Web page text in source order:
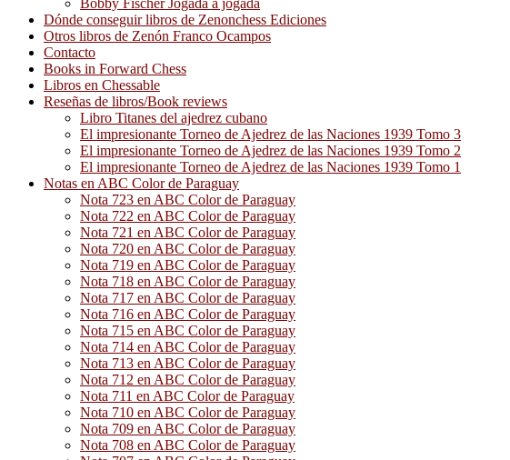
Bobby Fischer Jogada a jogada
Dónde conseguir libros de Zenonchess Ediciones
Otros libros de Zenón Franco Ocampos
Contacto
Books in Forward Chess
Libros en Chessable
Reseñas de libros/Book reviews
Libro Titanes del ajedrez cubano
El impresionante Torneo de Ajedrez de las Naciones 1939 Tomo 3
El impresionante Torneo de Ajedrez de las Naciones 1939 Tomo 2
El impresionante Torneo de Ajedrez de las Naciones 1939 Tomo 1
Notas en ABC Color de Paraguay
Nota 723 en ABC Color de Paraguay
Nota 722 en ABC Color de Paraguay
Nota 721 en ABC Color de Paraguay
Nota 720 en ABC Color de Paraguay
Nota 719 en ABC Color de Paraguay
Nota 718 en ABC Color de Paraguay
Nota 717 en ABC Color de Paraguay
Nota 716 en ABC Color de Paraguay
Nota 715 en ABC Color de Paraguay
Nota 714 en ABC Color de Paraguay
Nota 713 en ABC Color de Paraguay
Nota 712 en ABC Color de Paraguay
Nota 711 en ABC Color de Paraguay
Nota 710 en ABC Color de Paraguay
Nota 709 en ABC Color de Paraguay
Nota 708 en ABC Color de Paraguay